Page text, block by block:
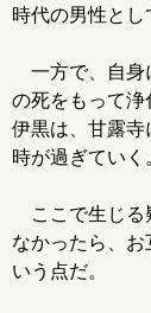
時代の男性とし
一方で、自身
の死をもって浄
伊黒は、甘露寺
時が過ぎてい
ここで生じる
なかったら、お
いう点だ。